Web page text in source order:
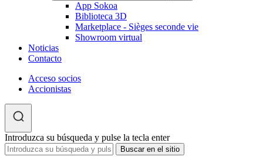
App Sokoa
Biblioteca 3D
Marketplace - Sièges seconde vie
Showroom virtual
Noticias
Contacto
Acceso socios
Accionistas
Introduzca su búsqueda y pulse la tecla enter